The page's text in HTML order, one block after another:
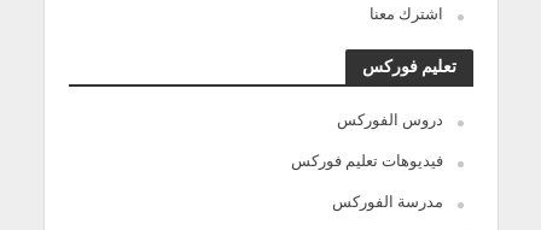
اشترك معنا
تعليم فوركس
دروس الفوركس
فيديوهات تعليم فوركس
مدرسة الفوركس